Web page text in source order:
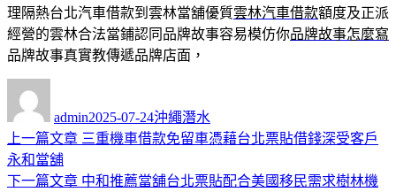
理隔熱台北汽車借款到雲林當舖優質雲林汽車借款額度及正派
經營的雲林合法當鋪認同品牌故事容易模仿你品牌故事怎麼寫
品牌故事真實教傳遞品牌店面，
admin佈
日
2025-07-24類
沖繩潛水
文
章
上一篇文章 上
篇
三重機車借款免留車憑藉台北票貼借錢深受客戶
永和當舖
下一篇文章 下
中和推薦當舖台北票貼配合美國移民需求樹林機